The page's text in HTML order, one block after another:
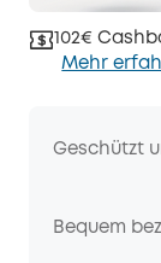
102€
Mehr
Geschützt
Bequem